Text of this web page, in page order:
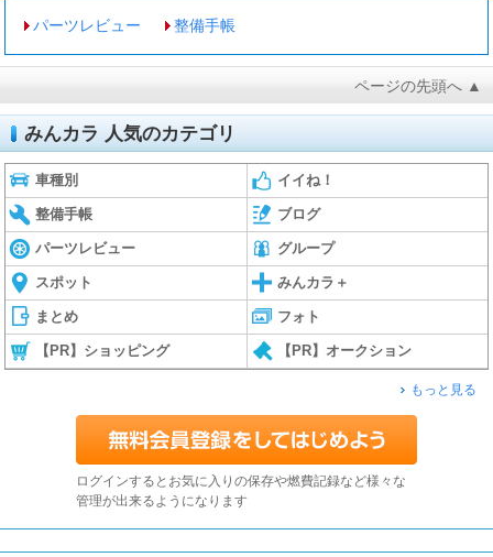
パーツレビュー 整備手帳
ページの先頭へ ▲
みんカラ 人気のカテゴリ
車種別 イイね！
整備手帳 ブログ
パーツレビュー グループ
スポット みんカラ＋
まとめ フォト
【PR】ショッピング 【PR】オークション
もっと見る
ログインするとお気に入りの保存や燃費記録など様々な
管理が出来るようになります